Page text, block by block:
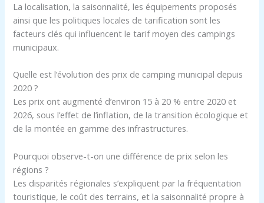
La localisation, la saisonnalité, les équipements proposés
ainsi que les politiques locales de tarification sont les
facteurs clés qui influencent le tarif moyen des campings
municipaux.
Quelle est l’évolution des prix de camping municipal depuis
2020 ?
Les prix ont augmenté d’environ 15 à 20 % entre 2020 et
2026, sous l’effet de l’inflation, de la transition écologique et
de la montée en gamme des infrastructures.
Pourquoi observe-t-on une différence de prix selon les
régions ?
Les disparités régionales s’expliquent par la fréquentation
touristique, le coût des terrains, et la saisonnalité propre à